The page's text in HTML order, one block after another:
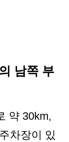
남쪽 부
약 30km,
차장이 있